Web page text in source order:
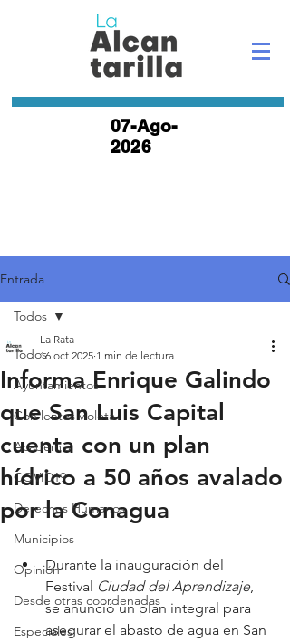
07-Ago-
2026
Entrada
Todos
Ayuntamientos
Con lentes violeta
Academia
COVID19
Derechos Humanos
Municipios
Opinión
Desde otras coordenadas
Especiales
Todos
Informa Enrique Galindo
que San Luis Capital
cuenta con un plan
hídrico a 50 años avalado
por la Conagua
La Rata
16 oct 2025 1 min de lectura
Durante la inauguración del
Festival Ciudad del Aprendizaje,
se anunció un plan integral para
asegurar el abasto de agua en San